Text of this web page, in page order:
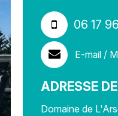
06 17
E-mail /
ADRESSE
Domaine de